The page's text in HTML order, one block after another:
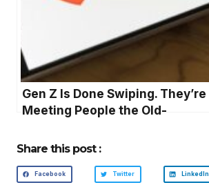
Gen Z Is Done Swiping. They’re
Meeting People the Old-
Share this post :
Facebook Twitter LinkedIn